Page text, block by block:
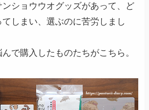
ンショウウオグッズがあって、ど
しまい、選ぶのに苦労しまし
で購入したものたちがこちら。